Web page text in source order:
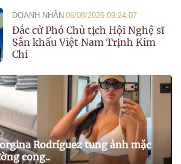
DOANH NHÂN 06/08/2026 09:24:07
Đắc cử Phó Chủ tịch Hội Nghệ sĩ
Sân khấu Việt Nam Trịnh Kim
Chi
Rodríguez tung ảnh mặc
cong..